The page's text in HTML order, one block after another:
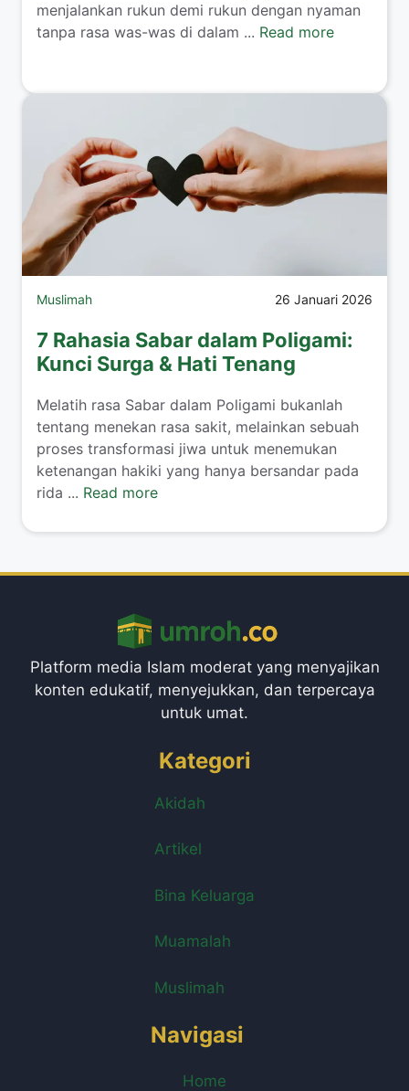
menjalankan rukun demi rukun dengan nyaman
tanpa rasa was-was di dalam ... Read more
Muslimah 26 Januari 2026
7 Rahasia Sabar dalam Poligami:
Kunci Surga & Hati Tenang
​Melatih rasa Sabar dalam Poligami bukanlah
tentang menekan rasa sakit, melainkan sebuah
proses transformasi jiwa untuk menemukan
ketenangan hakiki yang hanya bersandar pada
rida ... Read more
Platform media Islam moderat yang menyajikan
konten edukatif, menyejukkan, dan terpercaya
untuk umat.
Kategori
Akidah
Artikel
Bina Keluarga
Muamalah
Muslimah
Navigasi
Home